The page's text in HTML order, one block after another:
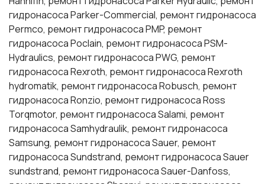
гидронасоса Parker-Commercial, ремонт гидронасоса
Permco, ремонт гидронасоса PMP, ремонт
гидронасоса Poclain, ремонт гидронасоса PSM-
Hydraulics, ремонт гидронасоса PWG, ремонт
гидронасоса Rexroth, ремонт гидронасоса Rexroth
hydromatik, ремонт гидронасоса Robusch, ремонт
гидронасоса Ronzio, ремонт гидронасоса Ross
Torqmotor, ремонт гидронасоса Salami, ремонт
гидронасоса Samhydraulik, ремонт гидронасоса
Samsung, ремонт гидронасоса Sauer, ремонт
гидронасоса Sundstrand, ремонт гидронасоса Sauer
sundstrand, ремонт гидронасоса Sauer-Danfoss,